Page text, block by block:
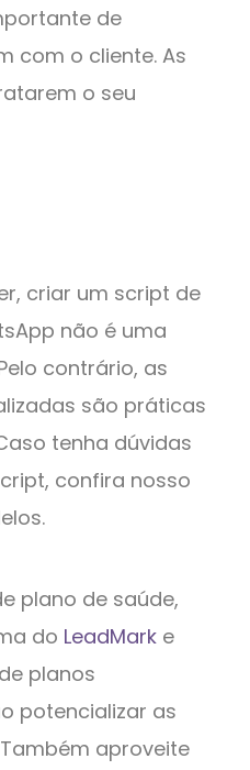
de
com o cliente. As
o seu
criar um script de
não é uma
contrário, as
são práticas
tenha dúvidas
confira nosso
plano de saúde,
do LeadMark e
planos
potencializar as
aproveite